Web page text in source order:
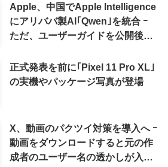
Apple、中国でApple Intelligence
にアリババ製AI｢Qwen｣を統合 ｰ
ただ、ユーザーガイドを公開後に
正式発表を前に｢Pixel 11 Pro XL｣
の実機やパッケージ写真が登場
X、動画のパクツイ対策を導入へ ｰ
動画をダウンロードすると元の作
成者のユーザー名の透かしが入る